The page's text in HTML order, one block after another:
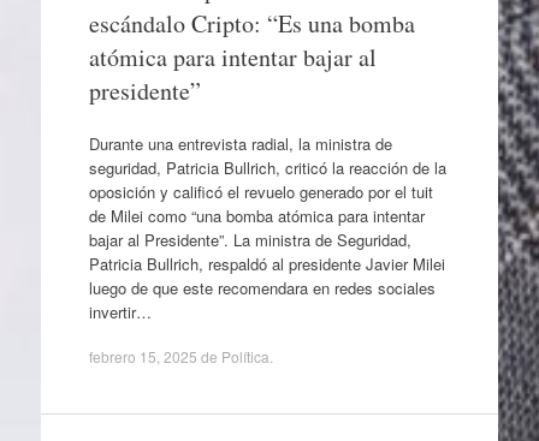
escándalo Cripto: “Es una bomba
atómica para intentar bajar al
presidente”
Durante una entrevista radial, la ministra de
seguridad, Patricia Bullrich, criticó la reacción de la
oposición y calificó el revuelo generado por el tuit
de Milei como “una bomba atómica para intentar
bajar al Presidente”. La ministra de Seguridad,
Patricia Bullrich, respaldó al presidente Javier Milei
luego de que este recomendara en redes sociales
invertir…
febrero 15, 2025 de Política